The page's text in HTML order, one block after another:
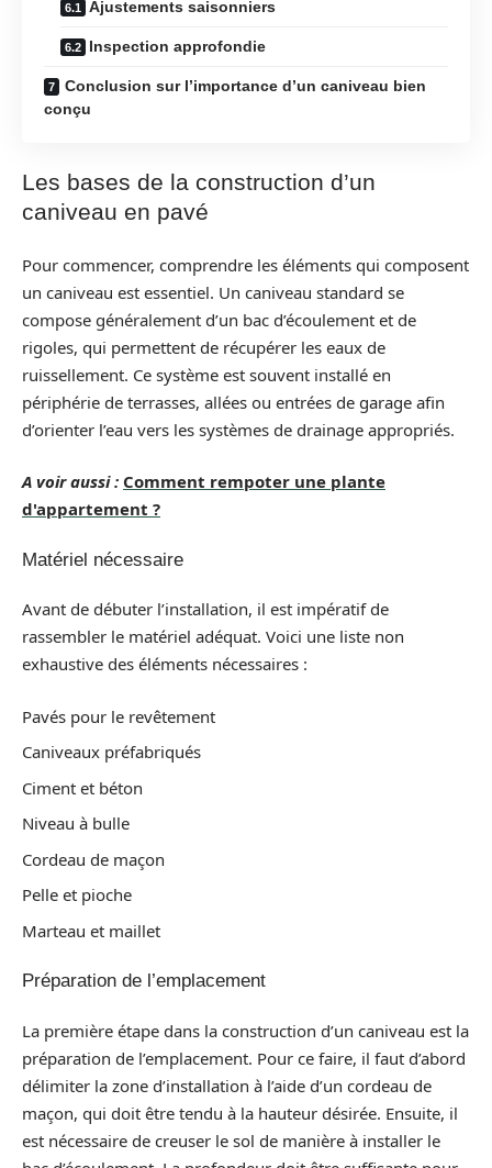
Ajustements saisonniers
Inspection approfondie
Conclusion sur l’importance d’un caniveau bien
conçu
Les bases de la construction d’un
caniveau en pavé
Pour commencer, comprendre les éléments qui composent
un caniveau est essentiel. Un caniveau standard se
compose généralement d’un bac d’écoulement et de
rigoles, qui permettent de récupérer les eaux de
ruissellement. Ce système est souvent installé en
périphérie de terrasses, allées ou entrées de garage afin
d’orienter l’eau vers les systèmes de drainage appropriés.
A voir aussi : Comment rempoter une plante
d'appartement ?
Matériel nécessaire
Avant de débuter l’installation, il est impératif de
rassembler le matériel adéquat. Voici une liste non
exhaustive des éléments nécessaires :
Pavés pour le revêtement
Caniveaux préfabriqués
Ciment et béton
Niveau à bulle
Cordeau de maçon
Pelle et pioche
Marteau et maillet
Préparation de l’emplacement
La première étape dans la construction d’un caniveau est la
préparation de l’emplacement. Pour ce faire, il faut d’abord
délimiter la zone d’installation à l’aide d’un cordeau de
maçon, qui doit être tendu à la hauteur désirée. Ensuite, il
est nécessaire de creuser le sol de manière à installer le